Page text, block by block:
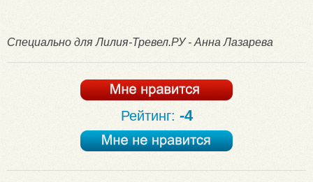
Специально для Лилия-Тревел.РУ - Анна Лазарева
Рейтинг: -4